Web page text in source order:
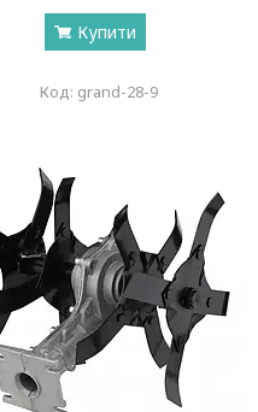
Купити
grand-28-9